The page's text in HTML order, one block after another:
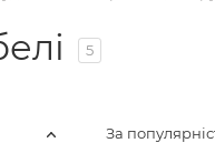
5
За